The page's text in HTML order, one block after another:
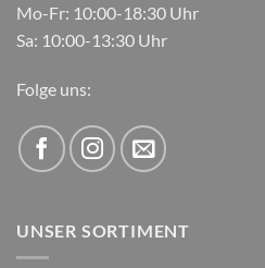
Mo-Fr: 10:00-18:30 Uhr
Sa: 10:00-13:30 Uhr
Folge uns:
UNSER SORTIMENT